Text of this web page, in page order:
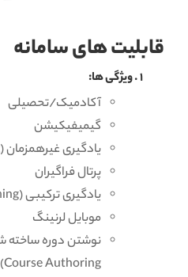
قابلیت های سامانه
ویژگی ها:
آکادمیک/تحصیلی
گیمیفیکیشن
یادگیری غیرهمزمان (Asynchronous Learning)
پرتال فراگیران
یادگیری ترکیبی (Blended Learning)
موبایل لرنینگ
Course Authoring)